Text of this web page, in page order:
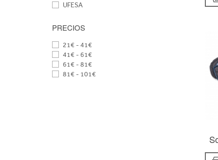
UFESA
PRECIOS
21€ - 41€
41€ - 61€
61€ - 81€
81€ - 101€